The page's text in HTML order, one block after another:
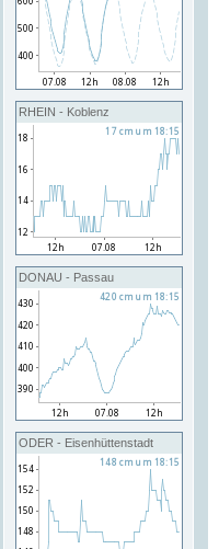
RHEIN - Koblenz
DONAU - Passau
ODER - Eisenhüttenstadt